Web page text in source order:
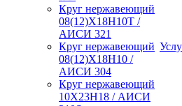
Круг нержавеющий
08(12)Х18Н10Т /
АИСИ 321
Круг нержавеющий
08(12)Х18Н10 /
АИСИ 304
Круг нержавеющий
10Х23Н18 / АИСИ